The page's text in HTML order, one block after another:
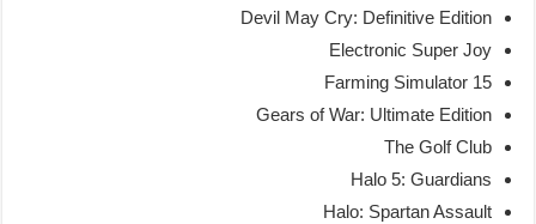
Devil May Cry: Definitive Edition
Electronic Super Joy
Farming Simulator 15
Gears of War: Ultimate Edition
The Golf Club
Halo 5: Guardians
Halo: Spartan Assault